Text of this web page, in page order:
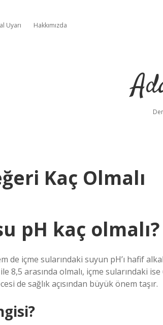
Uyarı Hakkımızda
Kaç Olmalı
pH kaç olmalı?
de içme sularındaki suyun pH’ı hafif
8,5 arasında olmalı, içme sularındaki ise
de sağlık açısından büyük önem taşır.